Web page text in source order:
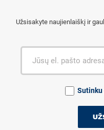
Užsisakyte naujienlaiškį ir